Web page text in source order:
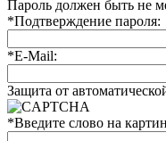
Пароль должен быть не
*Подтверждение пароля:
*E-Mail:
Защита от
*Введите слово на